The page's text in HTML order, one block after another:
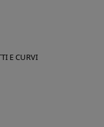
E CURVI